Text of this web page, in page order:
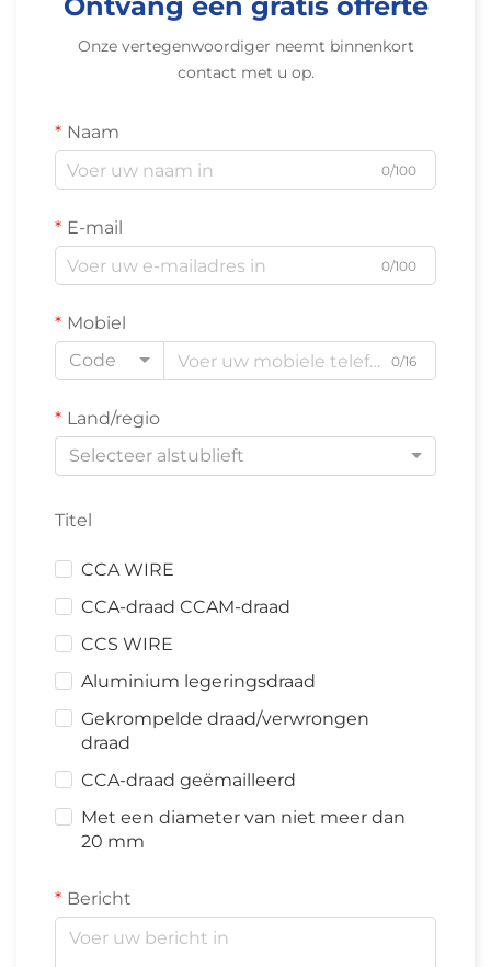
Onze vertegenwoordiger neemt binnenkort
contact met u op.
Naam
0/100
E-mail
0/100
Mobiel
Code
0/16
Land/regio
Selecteer alstublieft
Titel
CCA WIRE
CCA-draad CCAM-draad
CCS WIRE
Aluminium legeringsdraad
Gekrompelde draad/verwrongen
draad
CCA-draad geëmailleerd
Met een diameter van niet meer dan
20 mm
Bericht